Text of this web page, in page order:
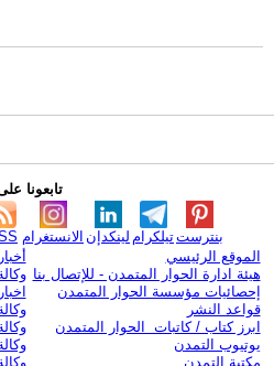
تابعونا
الانستغرام لينكدإن تيلكرامبنترست
الموقع الرئيسي
هيئة ادارة الحوار المتمدن - للإتصال بنا
إحصائيات مؤسسة الحوار المتمدن
قواعد النشر
ابرز كتاب / كاتبات الحوار المتمدن
يوتيوب التمدن
مكتبة التمدن